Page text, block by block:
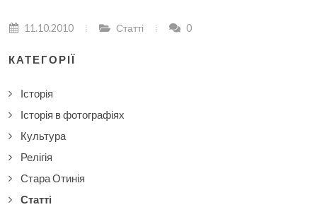
11.10.2010 Статті 0
КАТЕГОРІЇ
Історія
Історія в фотографіях
Культура
Релігія
Стара Отинія
Статті